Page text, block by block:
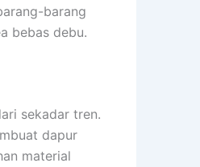
barang
bebas debu.
sekadar tren.
dapur
material